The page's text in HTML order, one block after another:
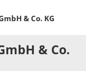
& Co. KG
& Co.